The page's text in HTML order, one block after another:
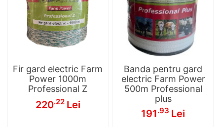
Fir gard electric Farm
Power 1000m
Professional Z
220.22 Lei
Banda pentru gard
electric Farm Power
500m Professional
plus
191.93 Lei